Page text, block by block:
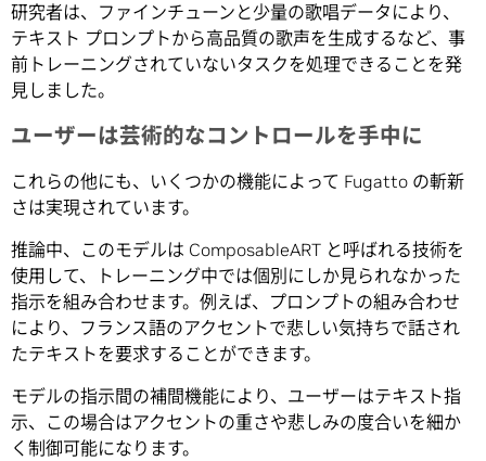
研究者は、ファインチューンと少量の歌唱データにより、
テキスト プロンプトから高品質の歌声を生成するなど、事
前トレーニングされていないタスクを処理できることを発
見しました。
ユーザーは芸術的なコントロールを手中に
これらの他にも、いくつかの機能によって Fugatto の斬新
さは実現されています。
推論中、このモデルは ComposableART と呼ばれる技術を
使用して、トレーニング中では個別にしか見られなかった
指示を組み合わせます。例えば、プロンプトの組み合わせ
により、フランス語のアクセントで悲しい気持ちで話され
たテキストを要求することができます。
モデルの指示間の補間機能により、ユーザーはテキスト指
示、この場合はアクセントの重さや悲しみの度合いを細か
く制御可能になります。